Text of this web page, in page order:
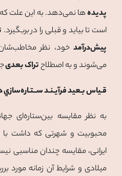
پدیدهها نمی‌دهد. به این علت
است تا بیاید و قبلی را در بربگیرد.
پیش‌درآمد خود، نظر
می‌شوند و به اصطلاحتراک بعدی
قـياس بـعيد فرآيـنـد ســتـاره‌سازي
به نظر مقایسه بین‌ستاره‌ای
محبوبیت و شهرتی که داشت با
میلادی و شرایط آن زمانه مورد